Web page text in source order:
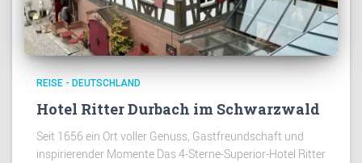
REISE - DEUTSCHLAND
Hotel Ritter Durbach im Schwarzwald
Seit 1656 ein Ort voller Genuss, Gastfreundschaft und
inspirierender Momente Das 4-Sterne-Superior-Hotel Ritter